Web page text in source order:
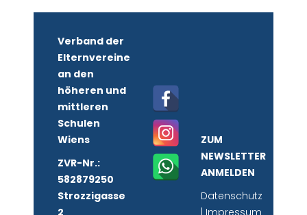
Verband der
Elternvereine
an den
höheren und
mittleren
Schulen
Wiens
ZVR-Nr.:
582879250
Strozzigasse
ZUM
NEWSLETTER
ANMELDEN
Datenschutz